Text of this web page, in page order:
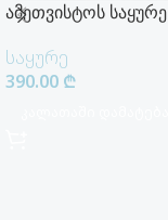
ამეთვისტოს საყურე
საყურე
390.00 ₾